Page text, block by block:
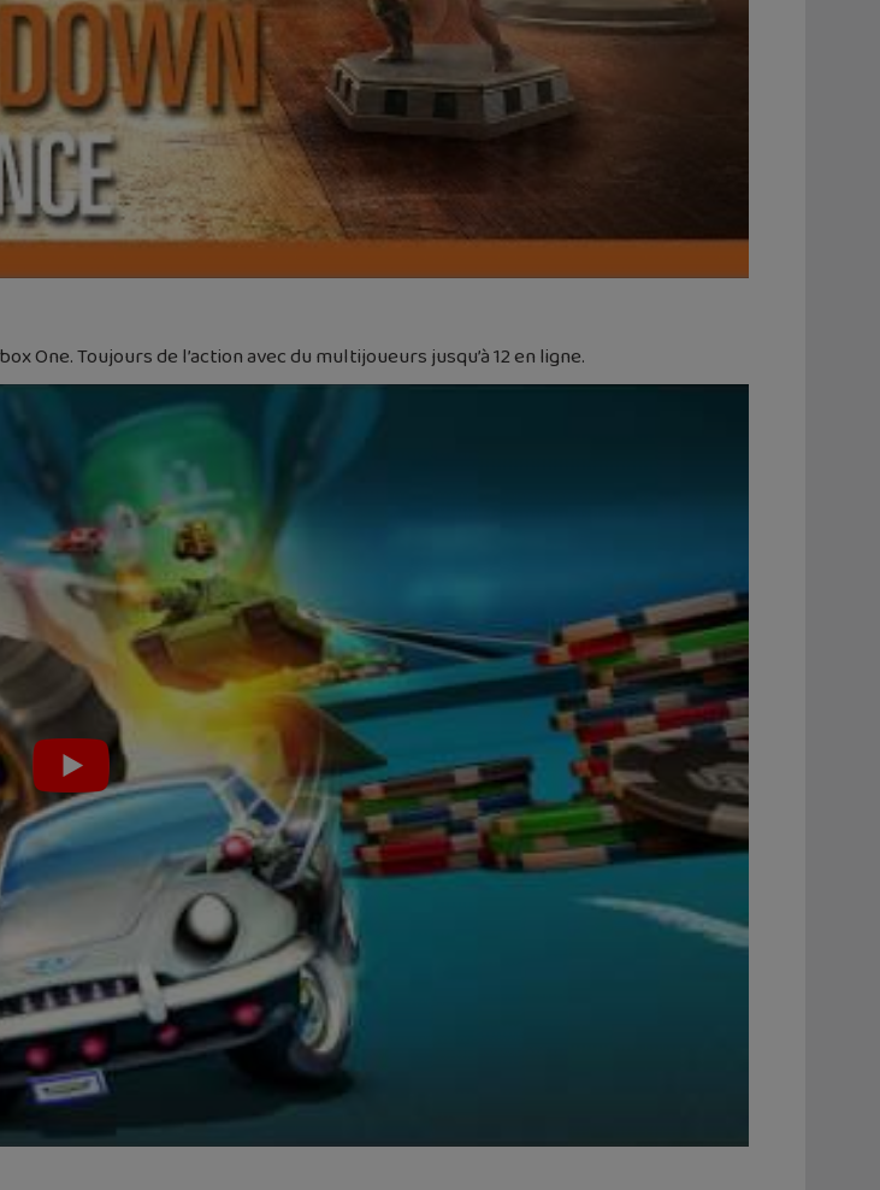
Toujours de l’action avec du multijoueurs jusqu’à 12 en ligne.